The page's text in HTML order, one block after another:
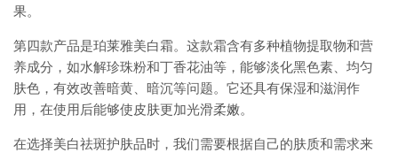
果。
第四款产品是珀莱雅美白霜。这款霜含有多种植物提取物和营
养成分，如水解珍珠粉和丁香花油等，能够淡化黑色素、均匀
肤色，有效改善暗黄、暗沉等问题。它还具有保湿和滋润作
用，在使用后能够使皮肤更加光滑柔嫩。
在选择美白祛斑护肤品时，我们需要根据自己的肤质和需求来